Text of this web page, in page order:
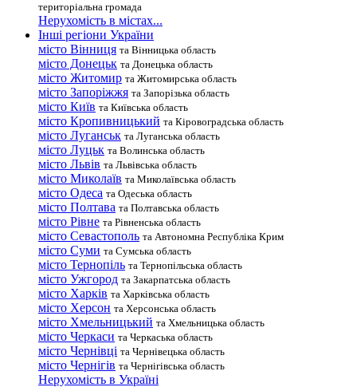
територіальна громада
Нерухомість в містах...
Інші регіони України
місто Вінниця та Вінницька область
місто Донецьк та Донецька область
місто Житомир та Житомирська область
місто Запоріжжя та Запорізька область
місто Київ та Київська область
місто Кропивницький та Кіровоградська область
місто Луганськ та Луганська область
місто Луцьк та Волинська область
місто Львів та Львівська область
місто Миколаїв та Миколаївська область
місто Одеса та Одеська область
місто Полтава та Полтавська область
місто Рівне та Рівненська область
місто Севастополь та Автономна Республіка Крим
місто Суми та Сумська область
місто Тернопіль та Тернопільська область
місто Ужгород та Закарпатська область
місто Харків та Харківська область
місто Херсон та Херсонська область
місто Хмельницький та Хмельницька область
місто Черкаси та Черкаська область
місто Чернівці та Чернівецька область
місто Чернігів та Чернігівська область
Нерухомість в Україні